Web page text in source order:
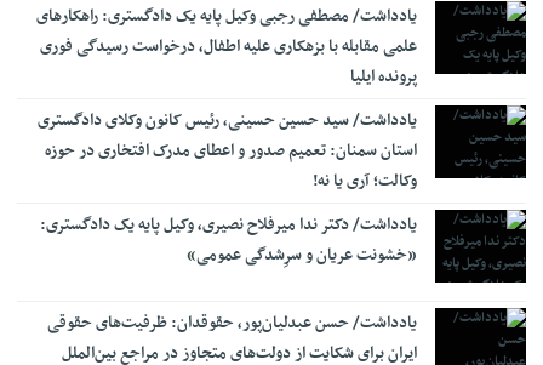
یادداشت/ مصطفی رجبی وکیل پایه یک دادگستری: راهکارهای
علمی مقابله با بزهکاری علیه اطفال، درخواست رسیدگی فوری
پرونده ایلیا
یادداشت/ سید حسین حسینی، رئیس کانون وکلای دادگستری
استان سمنان: تعمیم صدور و اعطای مدرک افتخاری در حوزه
وکالت؛ آری یا نه!
یادداشت/ دکتر ندا میرفلاح نصیری، وکیل پایه یک دادگستری:
«خشونت عریان و سرِشدگی عمومی»
یادداشت/ حسن عبدلیان‌پور، حقوقدان: ظرفیت‌های حقوقی
ایران برای شکایت از دولت‌های متجاوز در مراجع بین‌الملل